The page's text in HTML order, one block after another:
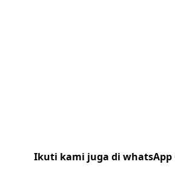
Ikuti kami juga di whatsApp